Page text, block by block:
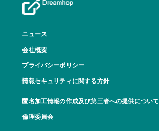
ニュース
会社概要
プライバシーポリシー
情報セキュリティに関する方針
匿名加工情報の作成及び第三者への提供について
倫理委員会